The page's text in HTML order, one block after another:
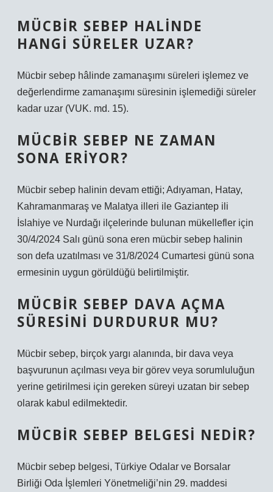
MÜCBIR SEBEP HALINDE
HANGI SÜRELER UZAR?
Mücbir sebep hâlinde zamanaşımı süreleri işlemez ve
değerlendirme zamanaşımı süresinin işlemediği süreler
kadar uzar (VUK. md. 15).
MÜCBIR SEBEP NE ZAMAN
SONA ERIYOR?
Mücbir sebep halinin devam ettiği; Adıyaman, Hatay,
Kahramanmaraş ve Malatya illeri ile Gaziantep ili
İslahiye ve Nurdağı ilçelerinde bulunan mükellefler için
30/4/2024 Salı günü sona eren mücbir sebep halinin
son defa uzatılması ve 31/8/2024 Cumartesi günü sona
ermesinin uygun görüldüğü belirtilmiştir.
MÜCBIR SEBEP DAVA AÇMA
SÜRESINI DURDURUR MU?
Mücbir sebep, birçok yargı alanında, bir dava veya
başvurunun açılması veya bir görev veya sorumluluğun
yerine getirilmesi için gereken süreyi uzatan bir sebep
olarak kabul edilmektedir.
MÜCBIR SEBEP BELGESI NEDIR?
Mücbir sebep belgesi, Türkiye Odalar ve Borsalar
Birliği Oda İşlemleri Yönetmeliği’nin 29. maddesi